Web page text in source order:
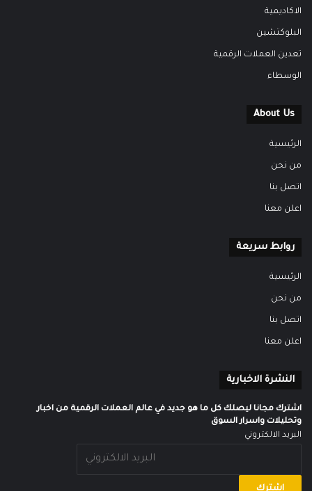
الاكاديمية
البلوكتشين
تعدين العملات الرقمية
الوسطاء
About Us
الرئيسية
من نحن
اتصل بنا
اعلن معنا
روابط سريعة
الرئيسية
من نحن
اتصل بنا
اعلن معنا
النشرة الاخبارية
اشترك مجانا ليصلك كل ما هو جديد في عالم العملات الرقمية من اخبار
وتحليلات واسرار السوق
البريد الالكتروني